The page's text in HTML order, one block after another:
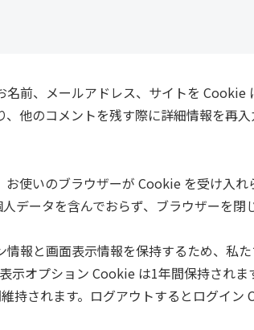
前、メールアドレス、サイトを Cookie
他のコメントを残す際に詳細情報を再
お使いのブラウザーが Cookie を受け入
データを含んでおらず、ブラウザーを閉
情報と画面表示情報を保持するため、私
示オプション Cookie は1年間保持され
持されます。ログアウトするとログイン